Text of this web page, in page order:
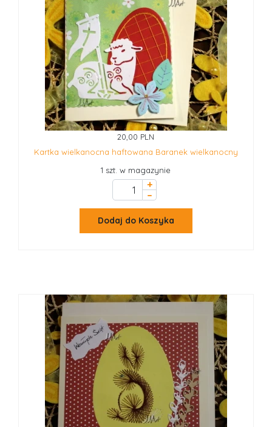
20,00 PLN
Kartka wielkanocna haftowana Baranek wielkanocny
1 szt. w magazynie
+
–
Dodaj do Koszyka